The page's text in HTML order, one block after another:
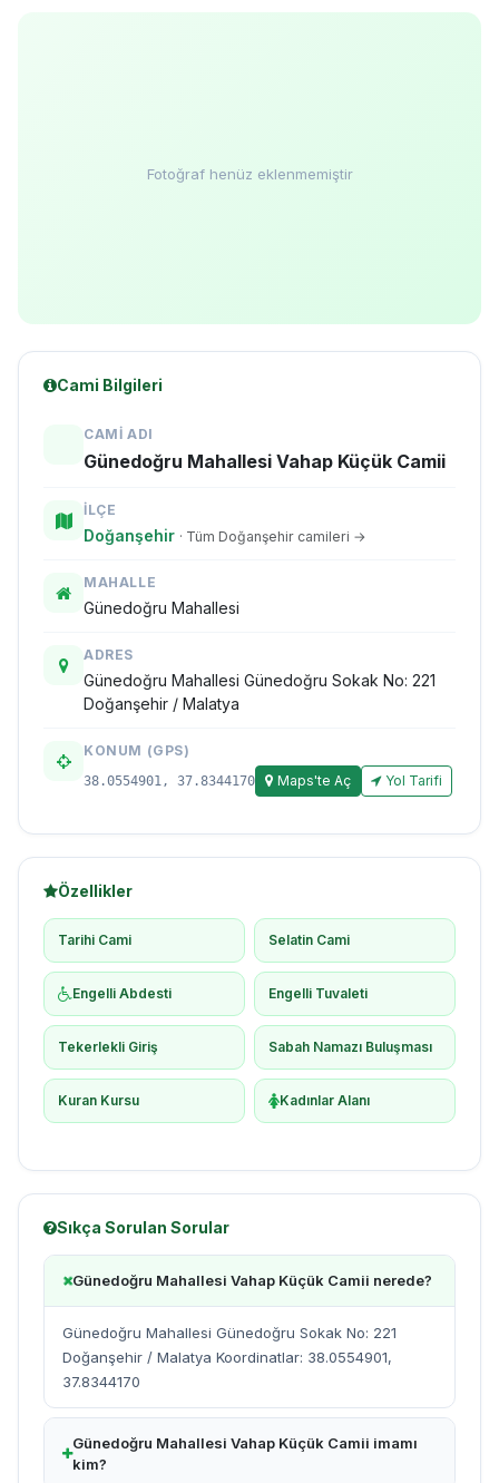
Fotoğraf henüz eklenmemiştir
Cami Bilgileri
CAMI ADI
Günedoğru Mahallesi Vahap Küçük Camii
İLÇE
Doğanşehir · Tüm Doğanşehir camileri →
MAHALLE
Günedoğru Mahallesi
ADRES
Günedoğru Mahallesi Günedoğru Sokak No: 221
Doğanşehir / Malatya
KONUM (GPS)
38.0554901, 37.8344170 Maps'te Aç Yol Tarifi
Özellikler
Tarihi Cami Selatin Cami
Engelli Abdesti Engelli Tuvaleti
Tekerlekli Giriş Sabah Namazı Buluşması
Kuran Kursu Kadınlar Alanı
Sıkça Sorulan Sorular
Günedoğru Mahallesi Vahap Küçük Camii nerede?
Günedoğru Mahallesi Günedoğru Sokak No: 221
Doğanşehir / Malatya Koordinatlar: 38.0554901,
37.8344170
Günedoğru Mahallesi Vahap Küçük Camii imamı
kim?